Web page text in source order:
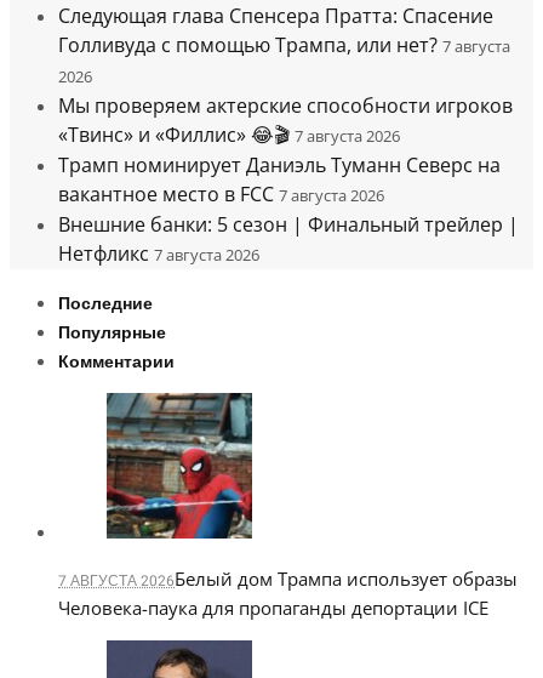
Следующая глава Спенсера Пратта: Спасение
Голливуда с помощью Трампа, или нет? 7 августа
2026
Мы проверяем актерские способности игроков
«Твинс» и «Филлис» 😂🎬 7 августа 2026
Трамп номинирует Даниэль Туманн Северс на
вакантное место в FCC 7 августа 2026
Внешние банки: 5 сезон | Финальный трейлер |
Нетфликс 7 августа 2026
Последние
Популярные
Комментарии
7 АВГУСТА 2026Белый дом Трампа использует образы
Человека-паука для пропаганды депортации ICE